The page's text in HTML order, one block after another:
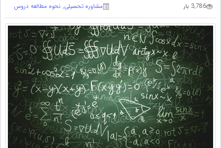
3,786 بار مشاوره تحصيلی, نحوه مطالعه دروس